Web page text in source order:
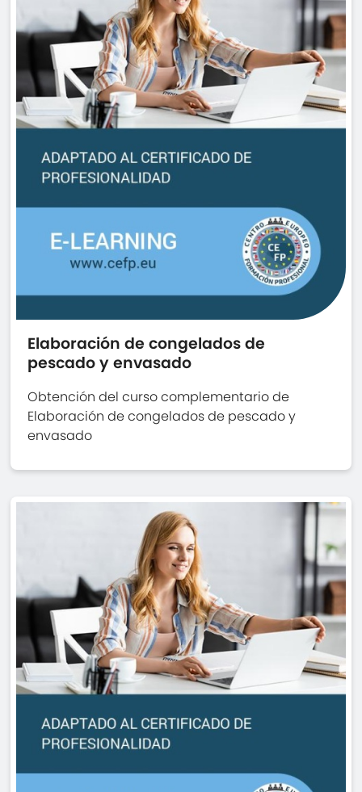
Elaboración de congelados de
pescado y envasado
Obtención del curso complementario de
Elaboración de congelados de pescado y
envasado